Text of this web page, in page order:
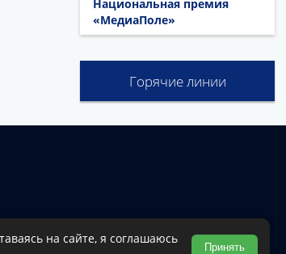
Национальная премия
«МедиаПоле»
Горячие линии
округа.
на сайте, я соглашаюсь
Принять